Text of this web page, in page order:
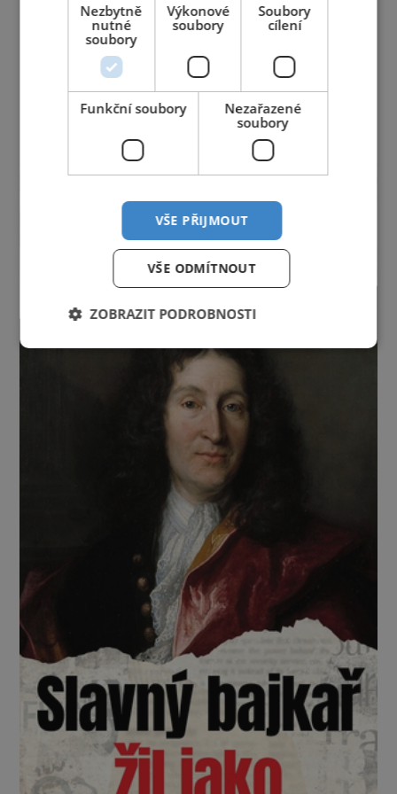
Jihočeský krajJihomoravský kraj
Karlovarský kraj
Královéhradecký kraj
Moravskoslezský kraj
Olomoucký kraj
Pardubický krajPlzeňský krajPraha
Středočeský krajÚstecký krajVysočina
Zlínský kraj
Nezbytně
nutné
soubory
Výkonové
soubory
Soubory
cílení
Funkční soubory
Nezařazené
soubory
VŠE PŘIJMOUT
VŠE ODMÍTNOUT
ZOBRAZIT PODROBNOSTI